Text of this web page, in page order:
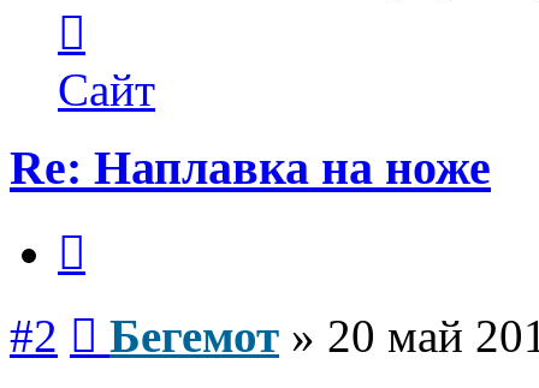
пользователя
Бегемот
Сайт
Re: Наплавка на ноже
#2 Бегемот » 20 май